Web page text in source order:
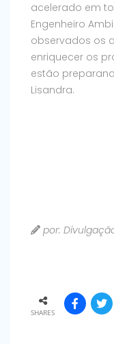
acelerado em
Engenheiro
observados os
enriquecer os
estão
Lisandra.
por:
SHARES